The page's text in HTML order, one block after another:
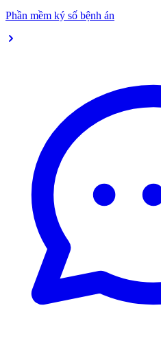
Phần mềm ký số bệnh án